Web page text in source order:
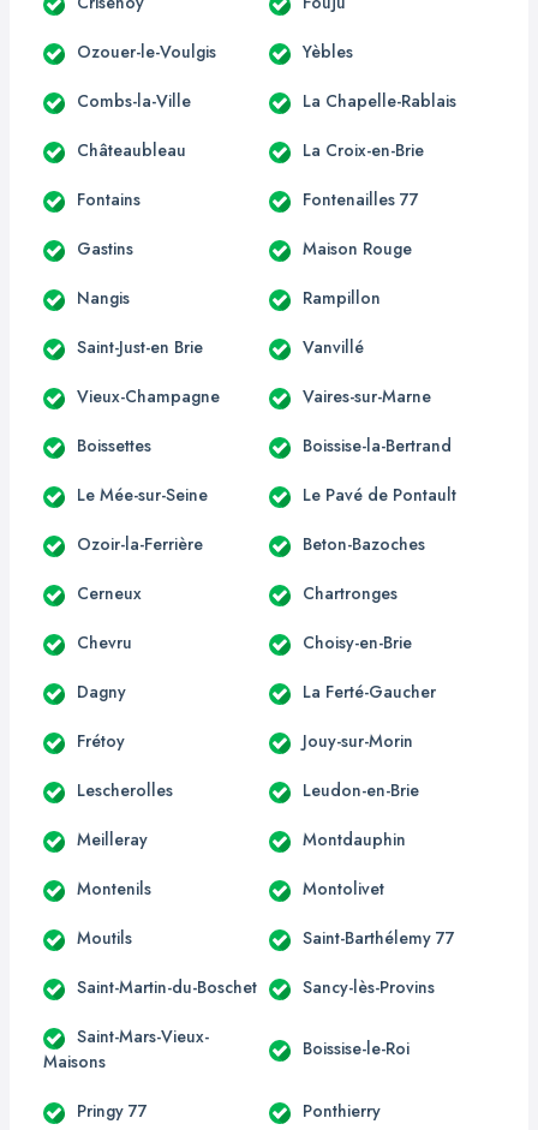
Ozouer-le-Voulgis Yèbles
Combs-la-Ville La Chapelle-Rablais
Châteaubleau La Croix-en-Brie
Fontains Fontenailles 77
Gastins Maison Rouge
Nangis Rampillon
Saint-Just-en Brie Vanvillé
Vieux-Champagne Vaires-sur-Marne
Boissettes Boissise-la-Bertrand
Le Mée-sur-Seine Le Pavé de Pontault
Ozoir-la-Ferrière Beton-Bazoches
Cerneux Chartronges
Chevru Choisy-en-Brie
Dagny La Ferté-Gaucher
Frétoy Jouy-sur-Morin
Lescherolles Leudon-en-Brie
Meilleray Montdauphin
Montenils Montolivet
Moutils Saint-Barthélemy 77
Saint-Martin-du-Boschet Sancy-lès-Provins
Saint-Mars-Vieux-
Maisons
Boissise-le-Roi
Pringy 77 Ponthierry